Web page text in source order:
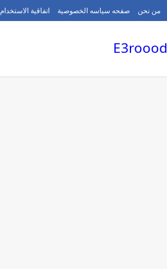
من نحن صفحه سياسه الخصوصية اتفاقية الاستخدام
E3roood